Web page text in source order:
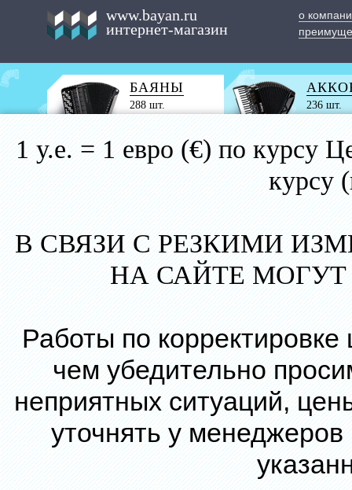
www.bayan.ru
интернет-магазин
о
БАЯНЫ
288 шт. 236 шт.
1 у.е. = 1 евро (€) по курсу
курсу
В СВЯЗИ С РЕЗКИМИ
НА САЙТЕ
Работы по
чем убедительно
неприятных ситуаций,
уточнять у